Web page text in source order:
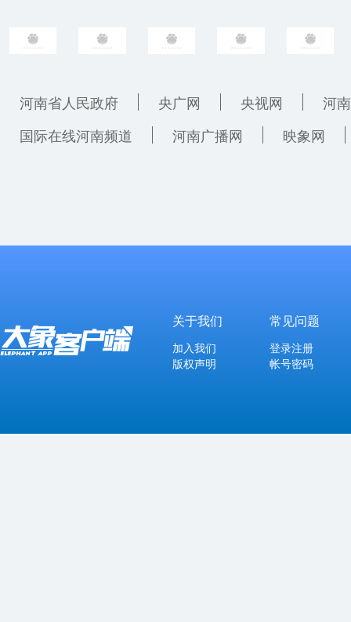
河南省人民政府 央广网 央视网
河
国际在线河南频道
河南广播网 映象网
关于我们
加入我们
版权声明
常见问题
登录注册
帐号密码